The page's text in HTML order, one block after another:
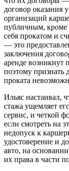
договор оказания
организаций
публичным, кроме
себя прокатом и
— это
заключения
аренде возникнут
поэтому признать
проката
Ильяс настаивал,
стажа ущемляет
сервис, и четкой
если смотреть на
недопуск к
удостоверение и
авто, на
их права в части